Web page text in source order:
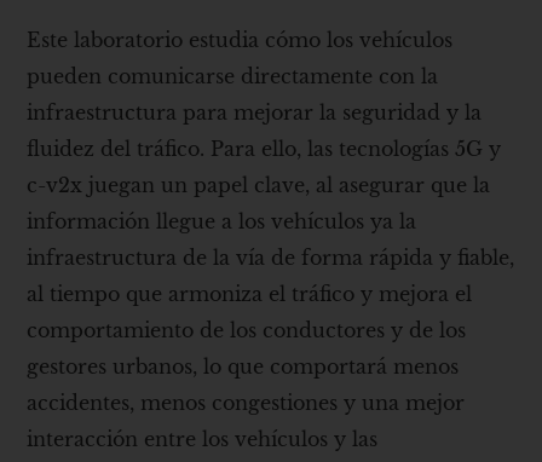
Este laboratorio estudia cómo los vehículos
pueden comunicarse directamente con la
infraestructura para mejorar la seguridad y la
fluidez del tráfico. Para ello, las tecnologías 5G y
c-v2x juegan un papel clave, al asegurar que la
información llegue a los vehículos ya la
infraestructura de la vía de forma rápida y fiable,
al tiempo que armoniza el tráfico y mejora el
comportamiento de los conductores y de los
gestores urbanos, lo que comportará menos
accidentes, menos congestiones y una mejor
interacción entre los vehículos y las